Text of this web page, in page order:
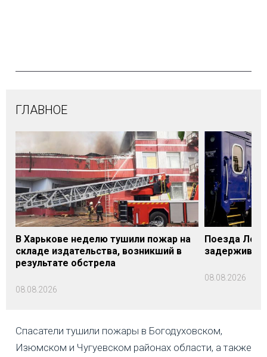
ГЛАВНОЕ
В Харькове неделю тушили пожар на
складе издательства, возникший в
результате обстрела
08.08.2026
Поезда
08.08.2026
Спасатели тушили пожары в Богодуховском,
Изюмском и Чугуевском районах области, а также